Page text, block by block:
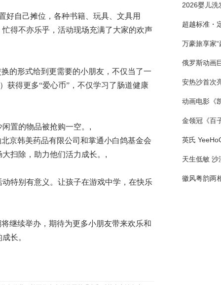
好自己摊位，各种书籍、玩具、文具用
得不亦乐乎，活动现场充满了大家的欢声
的形式给到更需要的小朋友，不仅当了一
获得更多“爱心币”，不仅学习了肠道健康
置的物品被抢购一空。 ,
北京韩美药品有限公司和掌通小白鸽基金会
大扫除 ， 助力他们活力成长。 ,
特别有意义。让孩子在游戏中学，在快乐
继续举办，期待为更多小朋友带来欢乐和
长。